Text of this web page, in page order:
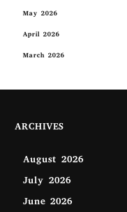
May 2026
April 2026
March 2026
ARCHIVES
August 2026
July 2026
June 2026